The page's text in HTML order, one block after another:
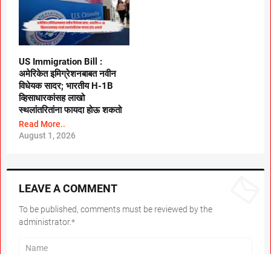
US Immigration Bill :
अमेरिकेत इमिग्रेशनबाबत नवीन
विधेयक सादर; भारतीय H-1B
व्हिसाधारकांसह लाखो
स्थलांतरितांना फायदा होऊ शकतो
Read More..
August 1, 2026
LEAVE A COMMENT
To be published, comments must be reviewed by the
administrator.*